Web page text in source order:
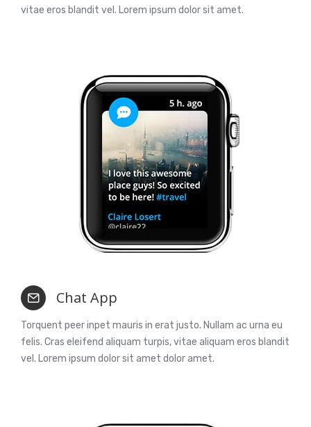
vitae eros blandit vel. Lorem ipsum dolor sit amet.
Chat App
Torquent peer inpet mauris in erat justo. Nullam ac urna eu
felis. Cras eleifend aliquam turpis, vitae aliquam eros blandit
vel. Lorem ipsum dolor sit amet dolor amet.